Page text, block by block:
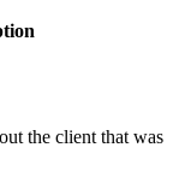
the client that was